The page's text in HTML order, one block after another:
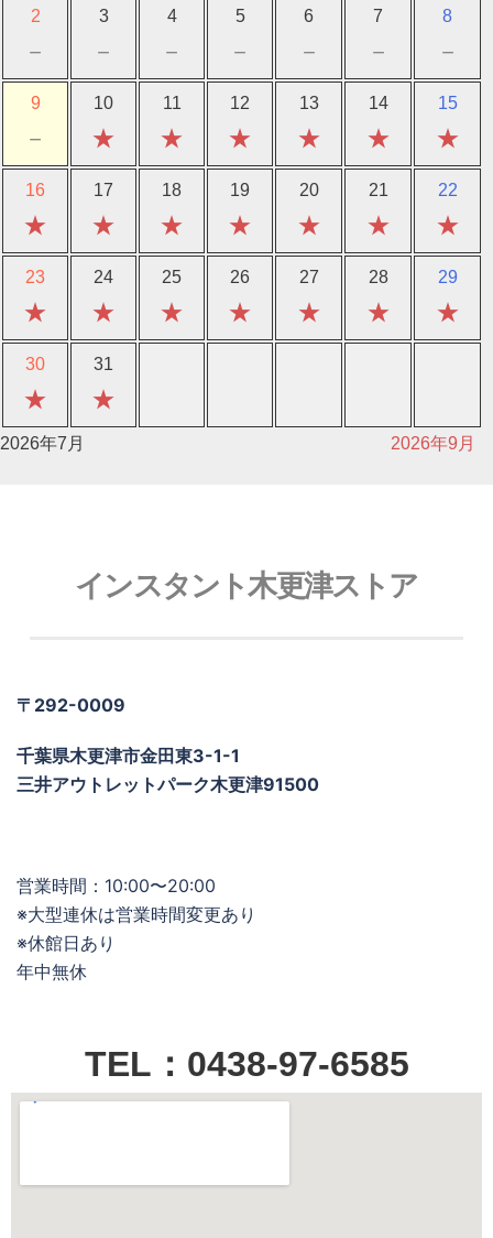
2
－
3
－
4
－
5
－
6
－
7
－
8
－
9
－
10
★
11
★
12
★
13
★
14
★
15
★
16
★
17
★
18
★
19
★
20
★
21
★
22
★
23
★
24
★
25
★
26
★
27
★
28
★
29
★
30
★
31
★
2026年7月 2026年9月
インスタント木更津ストア
〒292-0009
千葉県木更津市金田東3-1-1
三井アウトレットパーク木更津91500
営業時間：10:00〜20:00
※大型連休は営業時間変更あり
※休館日あり
年中無休
TEL：0438-97-6585